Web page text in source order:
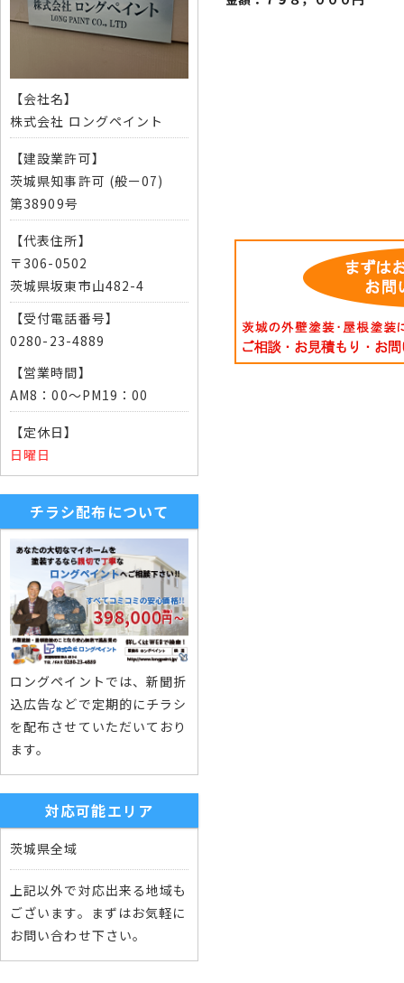
【会社名】
株式会社 ロングペイント
【建設業許可】
茨城県知事許可 (般ー07)
第38909号
【代表住所】
〒306-0502
茨城県坂東市山482-4
【受付電話番号】
0280-23-4889
【営業時間】
AM8：00～PM19：00
【定休日】
日曜日
チラシ配布について
ロングペイントでは、新聞折
込広告などで定期的にチラシ
を配布させていただいており
ます。
対応可能エリア
茨城県全域
上記以外で対応出来る地域も
ございます。まずはお気軽に
お問い合わせ下さい。